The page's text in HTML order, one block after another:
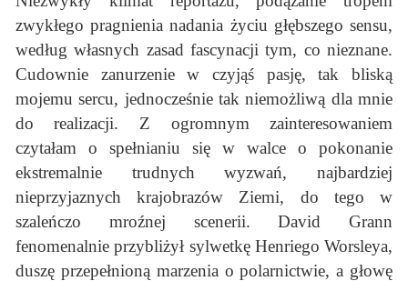
zwykłego pragnienia nadania życiu głębszego sensu,
według własnych zasad fascynacji tym, co nieznane.
Cudownie zanurzenie w czyjąś pasję, tak bliską
mojemu sercu, jednocześnie tak niemożliwą dla mnie
do realizacji. Z ogromnym zainteresowaniem
czytałam o spełnianiu się w walce o pokonanie
ekstremalnie trudnych wyzwań, najbardziej
nieprzyjaznych krajobrazów Ziemi, do tego w
szaleńczo mroźnej scenerii. David Grann
fenomenalnie przybliżył sylwetkę Henriego Worsleya,
duszę przepełnioną marzenia o polarnictwie, a głowę